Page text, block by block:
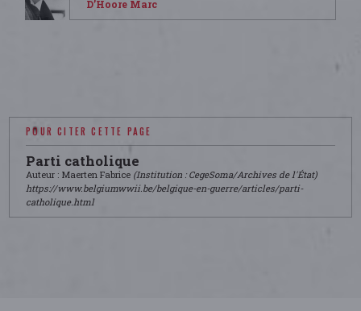
D’Hoore Marc
POUR CITER CETTE PAGE
Parti catholique
Auteur : Maerten Fabrice (Institution : CegeSoma/Archives de l'État)
https://www.belgiumwwii.be/belgique-en-guerre/articles/parti-
catholique.html